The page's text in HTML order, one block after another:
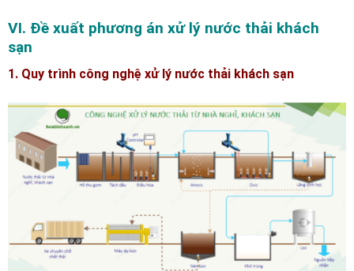
VI. Đề xuất phương án xử lý nước thải khách
sạn
1. Quy trình công nghệ xử lý nước thải khách sạn